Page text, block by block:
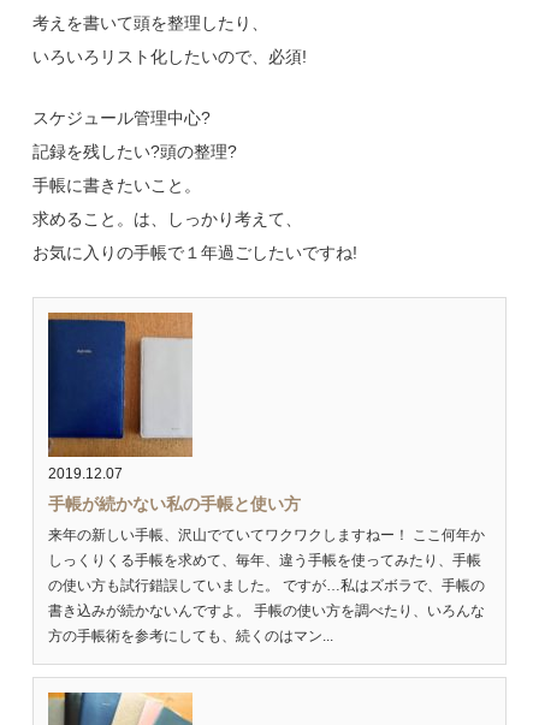
考えを書いて頭を整理したり、
いろいろリスト化したいので、必須!
スケジュール管理中心?
記録を残したい?頭の整理?
手帳に書きたいこと。
求めること。は、しっかり考えて、
お気に入りの手帳で１年過ごしたいですね!
2019.12.07
手帳が続かない私の手帳と使い方
来年の新しい手帳、沢山でていてワクワクしますねー！ ここ何年か
しっくりくる手帳を求めて、毎年、違う手帳を使ってみたり、手帳
の使い方も試行錯誤していました。 ですが…私はズボラで、手帳の
書き込みが続かないんですよ。 手帳の使い方を調べたり、いろんな
方の手帳術を参考にしても、続くのはマン...